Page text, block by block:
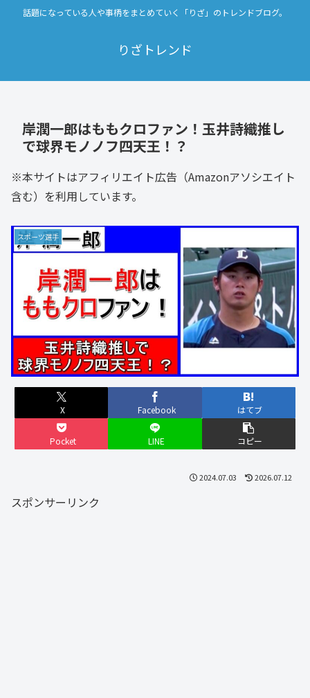
話題になっている人や事柄をまとめていく「りざ」のトレンドブログ。
りざトレンド
岸潤一郎はももクロファン！玉井詩織推し
で球界モノノフ四天王！？
※本サイトはアフィリエイト広告（Amazonアソシエイト
含む）を利用しています。
スポーツ選手
X Facebook はてブ
Pocket LINE コピー
2024.07.03 2026.07.12
スポンサーリンク